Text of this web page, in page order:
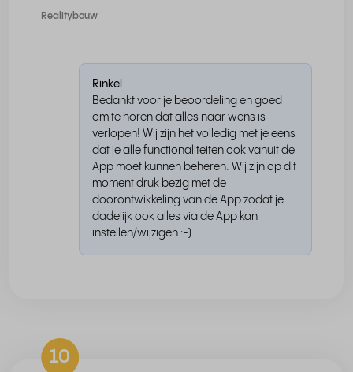
Realitybouw
Rinkel
Bedankt voor je beoordeling en goed
om te horen dat alles naar wens is
verlopen! Wij zijn het volledig met je eens
dat je alle functionaliteiten ook vanuit de
App moet kunnen beheren. Wij zijn op dit
moment druk bezig met de
doorontwikkeling van de App zodat je
dadelijk ook alles via de App kan
instellen/wijzigen :-)
10